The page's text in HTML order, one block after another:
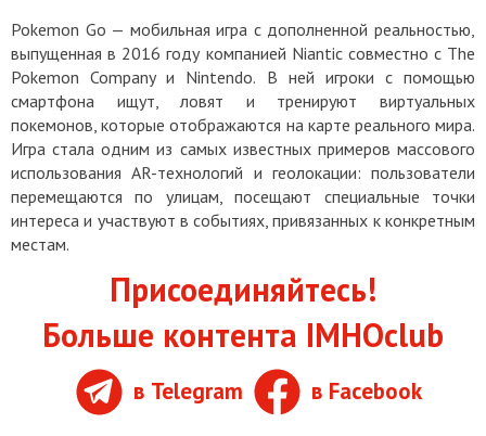
Pokemon Go — мобильная игра с дополненной реальностью,
выпущенная в 2016 году компанией Niantic совместно с The
Pokеmon Company и Nintendo. В ней игроки с помощью
смартфона ищут, ловят и тренируют виртуальных
покемонов, которые отображаются на карте реального мира.
Игра стала одним из самых известных примеров массового
использования AR-технологий и геолокации: пользователи
перемещаются по улицам, посещают специальные точки
интереса и участвуют в событиях, привязанных к конкретным
местам.
Присоединяйтесь!
Больше контента IMHOclub
в Telegram в Facebook